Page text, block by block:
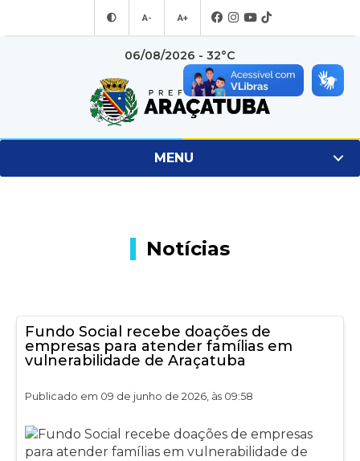
A- A+
06/08/2026 - 32°C
MENU
Notícias
Fundo Social recebe doações de
empresas para atender famílias em
vulnerabilidade de Araçatuba
Publicado em 09 de junho de 2026, às 09:58